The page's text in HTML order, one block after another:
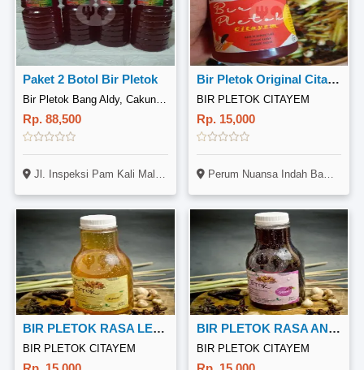
Paket 2 Botol Bir Pletok
Bir Pletok Bang Aldy, Cakung Cilincing
Rp. 88,500
Jl. Inspeksi Pam Kali Malang Depan PT.Bapi Rt.017.Rw.04 Gang Gavura 5 No. 38, Cakung Barat, Jakarta Timur
Bir Pletok Original Citayem 250ml
BIR PLETOK CITAYEM
Rp. 15,000
Perum Nuansa Indah Bambon Asri Blok F No.4 Rt.3 Rw.7 Kel.ragajaya Kec.bojonggede
BIR PLETOK RASA LEMON (250ml)
BIR PLETOK CITAYEM
BIR PLETOK RASA ANGGUR (250ml)
BIR PLETOK CITAYEM